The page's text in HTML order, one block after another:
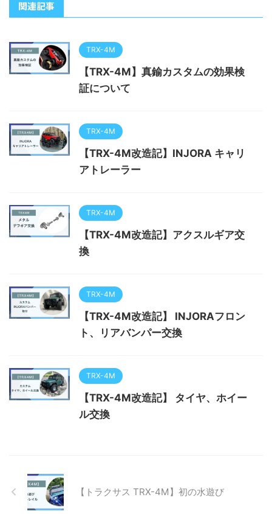
関連記事
TRX-4M
【TRX-4M】真鍮カスタムの効果検
証について
TRX-4M
【TRX-4M改造記】INJORA キャリ
アトレーラー
TRX-4M
【TRX-4M改造記】アクスルギア交
換
TRX-4M
【TRX-4M改造記】 INJORAフロン
ト、リアバンパー交換
TRX-4M
【TRX-4M改造記】 タイヤ、ホイー
ル交換
【トラクサス TRX-4M】初の水遊び